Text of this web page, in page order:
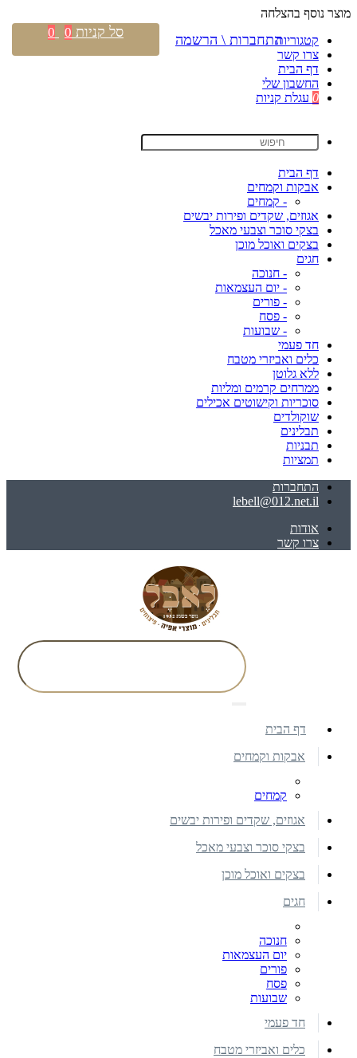
מוצר נוסף בהצלחה
קטגוריות
צרו קשר
דף הבית
החשבון שלי
0 עגלת קניות
דף הבית
אבקות וקמחים
- קמחים
אגוזים, שקדים ופירות יבשים
בצקי סוכר וצבעי מאכל
בצקים ואוכל מוכן
חגים
- חנוכה
- יום העצמאות
- פורים
- פסח
- שבועות
חד פעמי
כלים ואביזרי מטבח
ללא גלוטן
ממרחים קרמים ומליות
סוכריות וקישוטים אכילים
שוקולדים
תבלינים
תבניות
תמציות
התחברות
lebell@012.net.il
אודות
צרו קשר
התחברות \ הרשמה סל קניות 0
0
דף הבית
אבקות וקמחים
קמחים
אגוזים, שקדים ופירות יבשים
בצקי סוכר וצבעי מאכל
בצקים ואוכל מוכן
חגים
חנוכה
יום העצמאות
פורים
פסח
שבועות
חד פעמי
כלים ואביזרי מטבח